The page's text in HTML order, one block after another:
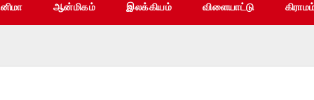
ஆன்மிகம் இலக்கியம் விளையாட்டு